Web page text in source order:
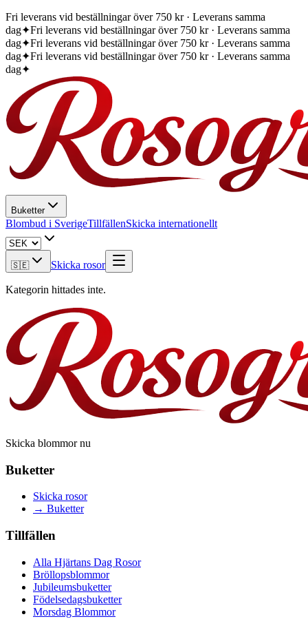
Fri leverans vid beställningar över 750 kr · Leverans samma
dag✦Fri leverans vid beställningar över 750 kr · Leverans samma
dag✦Fri leverans vid beställningar över 750 kr · Leverans samma
dag✦Fri leverans vid beställningar över 750 kr · Leverans samma
dag✦
Buketter
Blombud i SverigeTillfällenSkicka internationellt
🇸🇪 Skicka rosor
Kategorin hittades inte.
Skicka blommor nu
Buketter
Skicka rosor
→ Buketter
Tillfällen
Alla Hjärtans Dag Rosor
Bröllopsblommor
Jubileumsbuketter
Födelsedagsbuketter
Morsdag Blommor